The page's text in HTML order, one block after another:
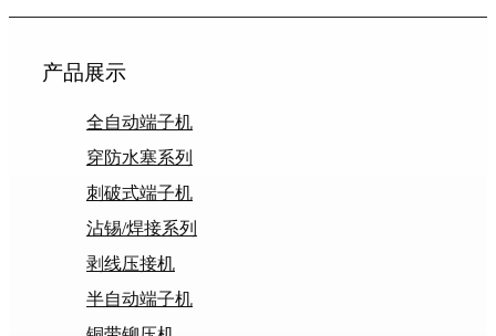
产品展示
全自动端子机
穿防水塞系列
刺破式端子机
沾锡/焊接系列
剥线压接机
半自动端子机